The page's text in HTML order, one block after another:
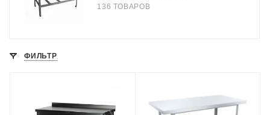
136 ТОВАРОВ
ФИЛЬТР